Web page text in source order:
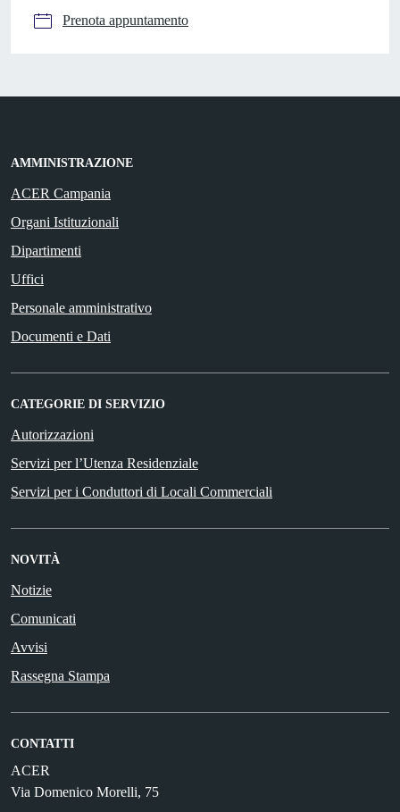
Prenota appuntamento
AMMINISTRAZIONE
ACER Campania
Organi Istituzionali
Dipartimenti
Uffici
Personale amministrativo
Documenti e Dati
CATEGORIE DI SERVIZIO
Autorizzazioni
Servizi per l’Utenza Residenziale
Servizi per i Conduttori di Locali Commerciali
NOVITÀ
Notizie
Comunicati
Avvisi
Rassegna Stampa
CONTATTI
ACER
Via Domenico Morelli, 75